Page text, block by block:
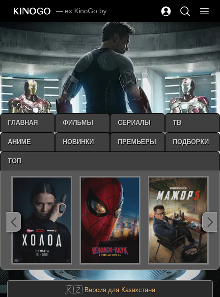
— ex KinoGo.by
🇰🇿 Версия для Казахстана
ГЛАВНАЯ ФИЛЬМЫ СЕРИАЛЫ ТВ
АНИМЕ НОВИНКИ ПРЕМЬЕРЫ ПОДБОРКИ
ТОП